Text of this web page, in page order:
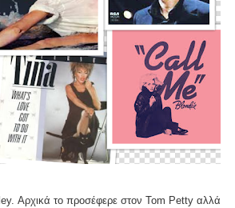
Αρχικά το προσέφερε στον Tom Petty αλλά